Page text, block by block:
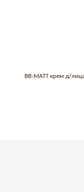
ВВ-MATT крем д/